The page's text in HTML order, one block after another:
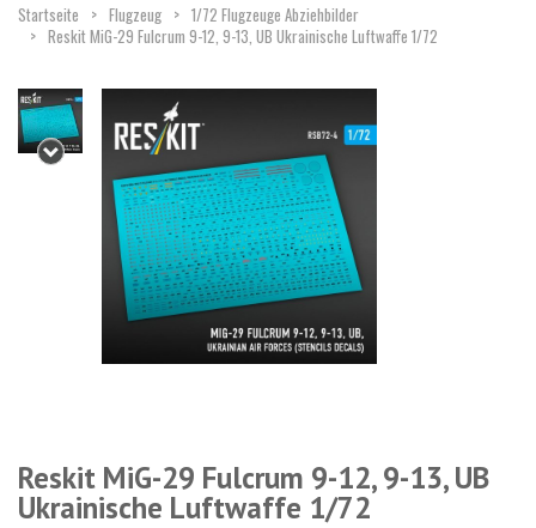
Startseite Flugzeug
1/72 Flugzeuge Abziehbilder
Reskit MiG-29 Fulcrum 9-12, 9-13, UB Ukrainische Luftwaffe 1/72
Reskit MiG-29 Fulcrum 9-12, 9-13, UB
Ukrainische Luftwaffe 1/72